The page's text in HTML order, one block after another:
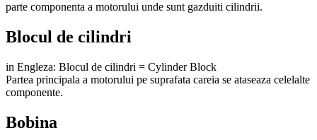
parte componenta a motorului unde sunt gazduiti cilindrii.
Blocul de cilindri
in Engleza: Blocul de cilindri = Cylinder Block
Partea principala a motorului pe suprafata careia se ataseaza celelalte
componente.
Bobina